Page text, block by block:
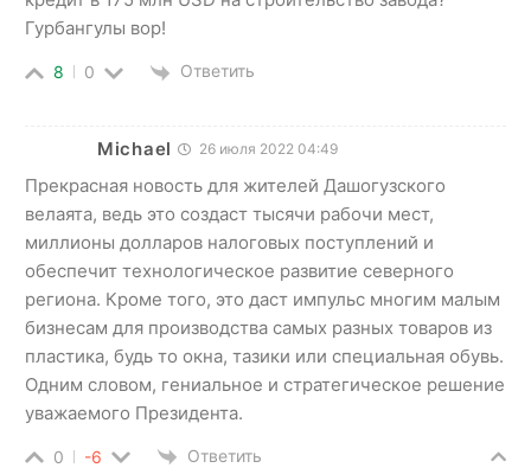
Гурбангулы вор!
8 0 Ответить
Michael 26 июля 2022 04:49
Прекрасная новость для жителей Дашогузского
велаята, ведь это создаст тысячи рабочи мест,
миллионы долларов налоговых поступлений и
обеспечит технологическое развитие северного
региона. Кроме того, это даст импульс многим малым
бизнесам для производства самых разных товаров из
пластика, будь то окна, тазики или специальная обувь.
Одним словом, гениальное и стратегическое решение
уважаемого Президента.
0 -6 Ответить